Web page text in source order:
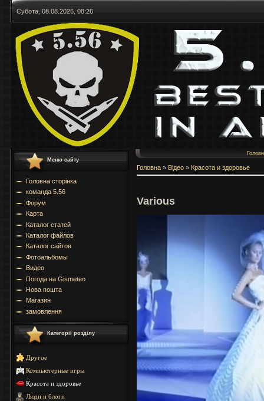
Субота, 08.08.2026, 08:26
Меню сайту
Головна сторінка
команда 5.56
Форум
Карта
Каталог статей
Каталог файлов
Каталог сайтов
Фотоальбомы
Видео
Погода на Gismeteo
Нова пошта
Магазин
замовлення
Категорії розділу
Другое
Компьютерные игры
Красота и здоровье
Люди и блоги
Головна » Відео » Красота и здоровье
Various